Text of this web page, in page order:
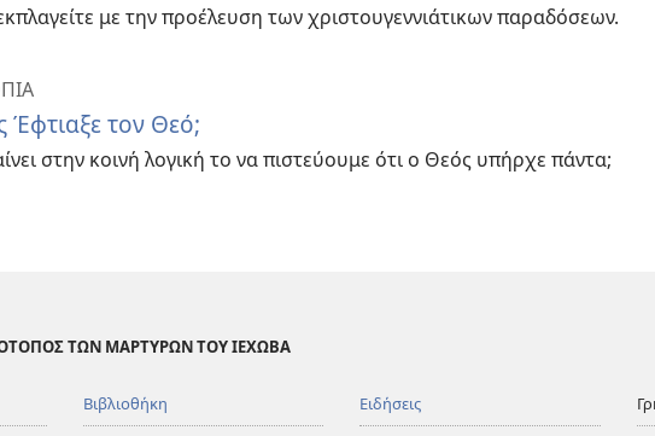
με την προέλευση των χριστουγεννιάτικων παραδόσεων.
Έφτιαξε τον Θεό;
στην κοινή λογική το να πιστεύουμε ότι ο Θεός υπήρχε πάντα;
ΤΩΝ ΜΑΡΤΥΡΩΝ ΤΟΥ ΙΕΧΩΒΑ
Βιβλιοθήκη Ειδήσεις